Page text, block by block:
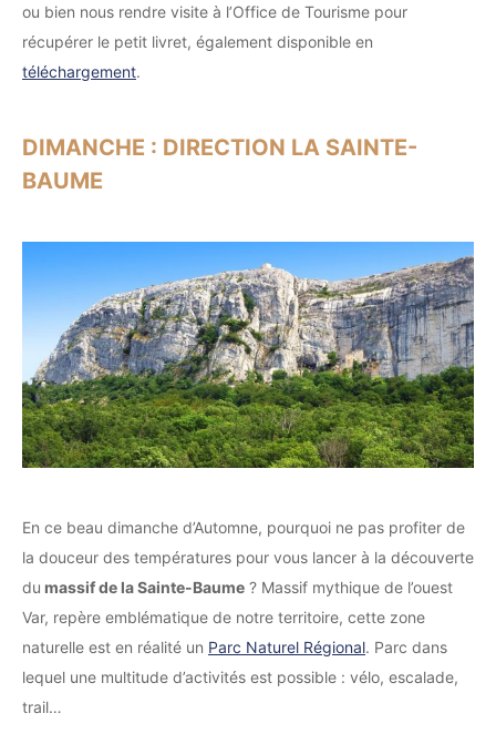
ou bien nous rendre visite à l’Office de Tourisme pour
récupérer le petit livret, également disponible en
téléchargement.
DIMANCHE : DIRECTION LA SAINTE-
BAUME
En ce beau dimanche d’Automne, pourquoi ne pas profiter de
la douceur des températures pour vous lancer à la découverte
du massif de la Sainte-Baume ? Massif mythique de l’ouest
Var, repère emblématique de notre territoire, cette zone
naturelle est en réalité un Parc Naturel Régional. Parc dans
lequel une multitude d’activités est possible : vélo, escalade,
trail…